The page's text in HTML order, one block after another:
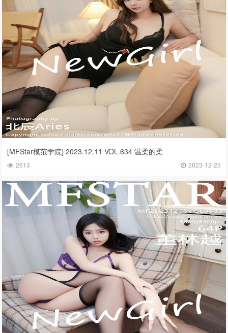
[MFStar模范学院] 2023.12.11 VOL.634 温柔的柔
2613 2023-12-23